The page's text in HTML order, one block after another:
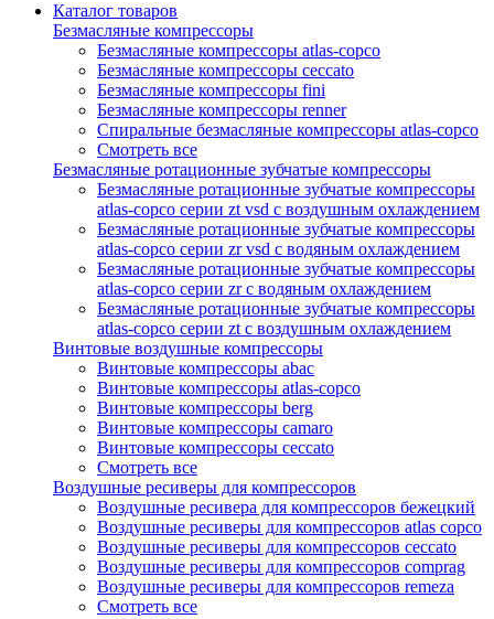
Каталог товаров
Безмасляные компрессоры
Безмасляные компрессоры atlas-copco
Безмасляные компрессоры ceccato
Безмасляные компрессоры fini
Безмасляные компрессоры renner
Спиральные безмасляные компрессоры atlas-copco
Смотреть все
Безмасляные ротационные зубчатые компрессоры
Безмасляные ротационные зубчатые компрессоры
atlas-copco серии zt vsd с воздушным охлаждением
Безмасляные ротационные зубчатые компрессоры
atlas-copco серии zr vsd с водяным охлаждением
Безмасляные ротационные зубчатые компрессоры
atlas-copco серии zr с водяным охлаждением
Безмасляные ротационные зубчатые компрессоры
atlas-copco серии zt с воздушным охлаждением
Винтовые воздушные компрессоры
Винтовые компрессоры abac
Винтовые компрессоры atlas-copco
Винтовые компрессоры berg
Винтовые компрессоры camaro
Винтовые компрессоры ceccato
Смотреть все
Воздушные ресиверы для компрессоров
Воздушные ресивера для компрессоров бежецкий
Воздушные ресиверы для компрессоров atlas copco
Воздушные ресиверы для компрессоров ceccato
Воздушные ресиверы для компрессоров comprag
Воздушные ресиверы для компрессоров remeza
Смотреть все